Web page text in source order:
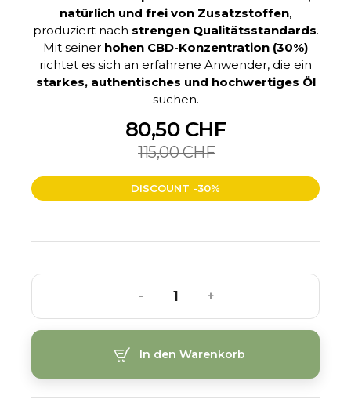
natürlich und frei von Zusatzstoffen,
produziert nach strengen Qualitätsstandards.
Mit seiner hohen CBD-Konzentration (30%)
richtet es sich an erfahrene Anwender, die ein
starkes, authentisches und hochwertiges Öl
suchen.
80,50 CHF
115,00 CHF
DISCOUNT -30%
- +
In den Warenkorb